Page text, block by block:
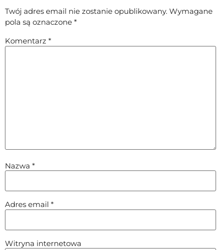
Twój adres email nie zostanie opublikowany. Wymagane
pola są oznaczone *
Komentarz *
Nazwa *
Adres email *
Witryna internetowa